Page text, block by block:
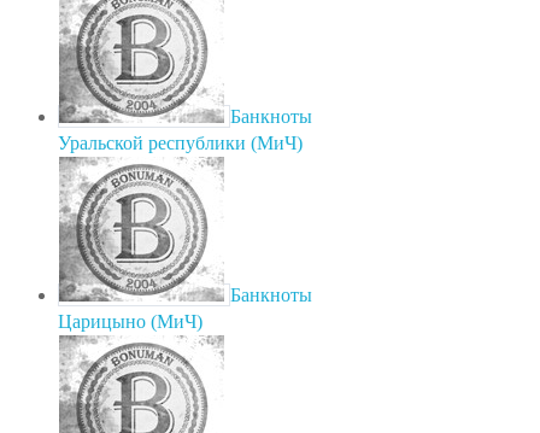
Банкноты
Уральской республики (МиЧ)
Банкноты
Царицыно (МиЧ)